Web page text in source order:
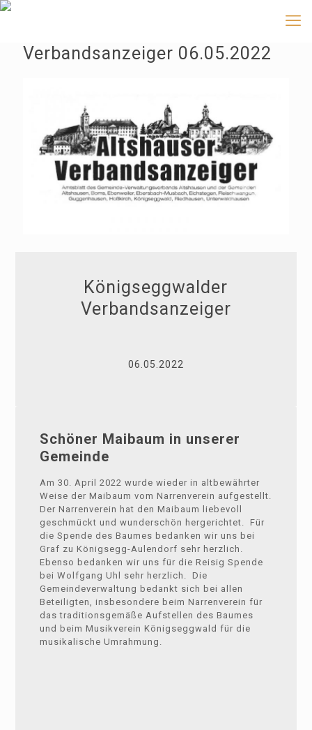
Verbandsanzeiger 06.05.2022
Königseggwalder
Verbandsanzeiger
06.05.2022
Schöner Maibaum in unserer
Gemeinde
Am 30. April 2022 wurde wieder in altbewährter
Weise der Maibaum vom Narrenverein aufgestellt.
Der Narrenverein hat den Maibaum liebevoll
geschmückt und wunderschön hergerichtet. Für
die Spende des Baumes bedanken wir uns bei
Graf zu Königsegg-Aulendorf sehr herzlich.
Ebenso bedanken wir uns für die Reisig Spende
bei Wolfgang Uhl sehr herzlich. Die
Gemeindeverwaltung bedankt sich bei allen
Beteiligten, insbesondere beim Narrenverein für
das traditionsgemäße Aufstellen des Baumes
und beim Musikverein Königseggwald für die
musikalische Umrahmung.